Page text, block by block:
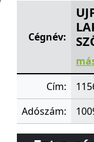
UJPALOTA 7.SZ
Cégnév:
Cím:
Adószám: